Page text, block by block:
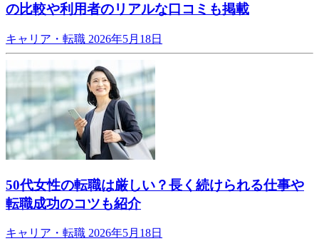
の比較や利用者のリアルな口コミも掲載
キャリア・転職 2026年5月18日
50代女性の転職は厳しい？長く続けられる仕事や
転職成功のコツも紹介
キャリア・転職 2026年5月18日